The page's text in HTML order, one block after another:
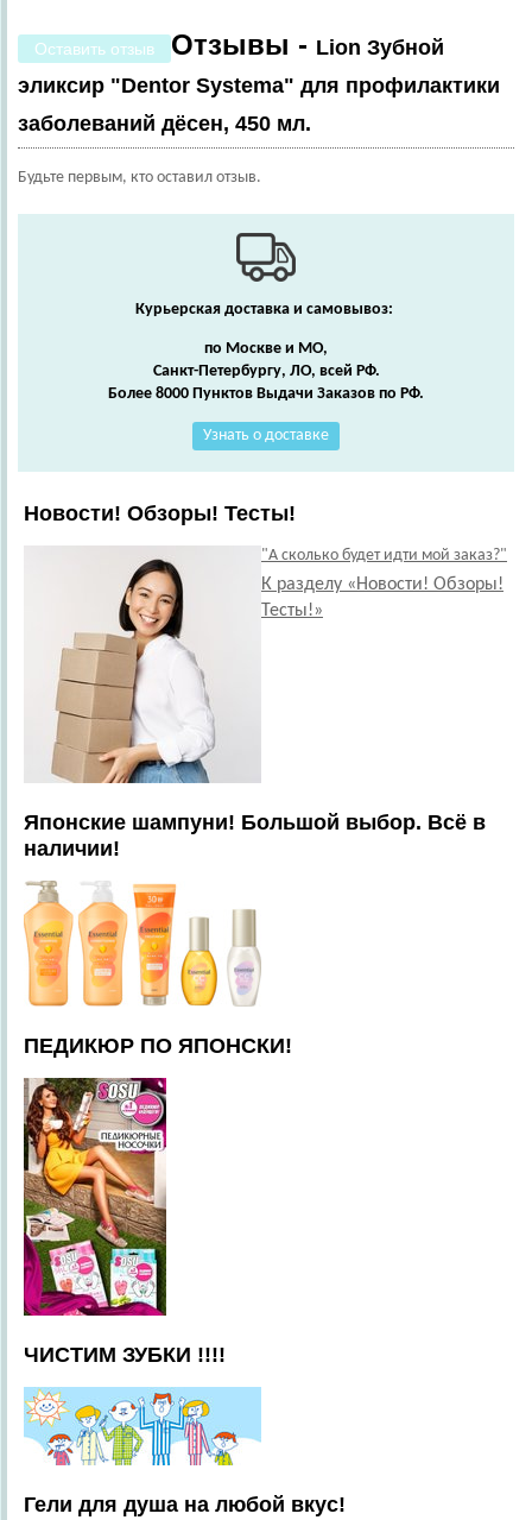
Оставить отзыв Отзывы - Lion Зубной
эликсир "Dentor Systema" для профилактики
заболеваний дёсен, 450 мл.
Будьте первым, кто оставил отзыв.
Курьерская доставка и самовывоз:
по Москве и МО,
Санкт-Петербургу, ЛО, всей РФ.
Более 8000 Пунктов Выдачи Заказов по РФ.
Узнать о доставке
Новости! Обзоры! Тесты!
"А сколько будет идти мой заказ?"
К разделу «Новости! Обзоры!
Тесты!»
Японские шампуни! Большой выбор. Всё в
наличии!
ПЕДИКЮР ПО ЯПОНСКИ!
ЧИСТИМ ЗУБКИ !!!!
Гели для душа на любой вкус!